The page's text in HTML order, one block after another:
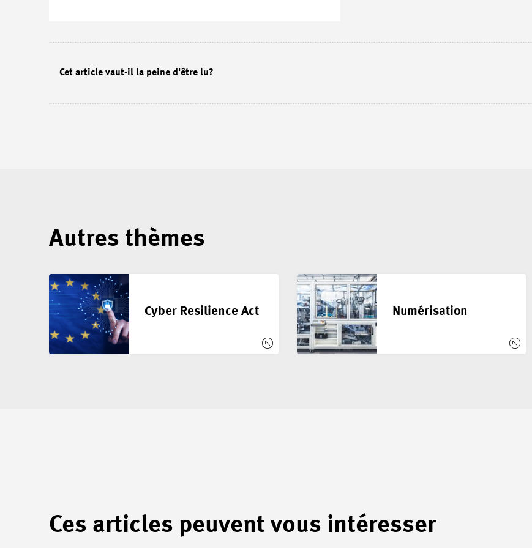
Cet article vaut-il la peine d'être lu?
Autres thèmes
Cyber Resilience Act Numérisation
Ces articles peuvent vous intéresser